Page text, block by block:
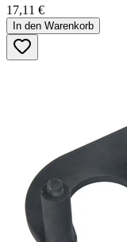
17,11 €
In den Warenkorb